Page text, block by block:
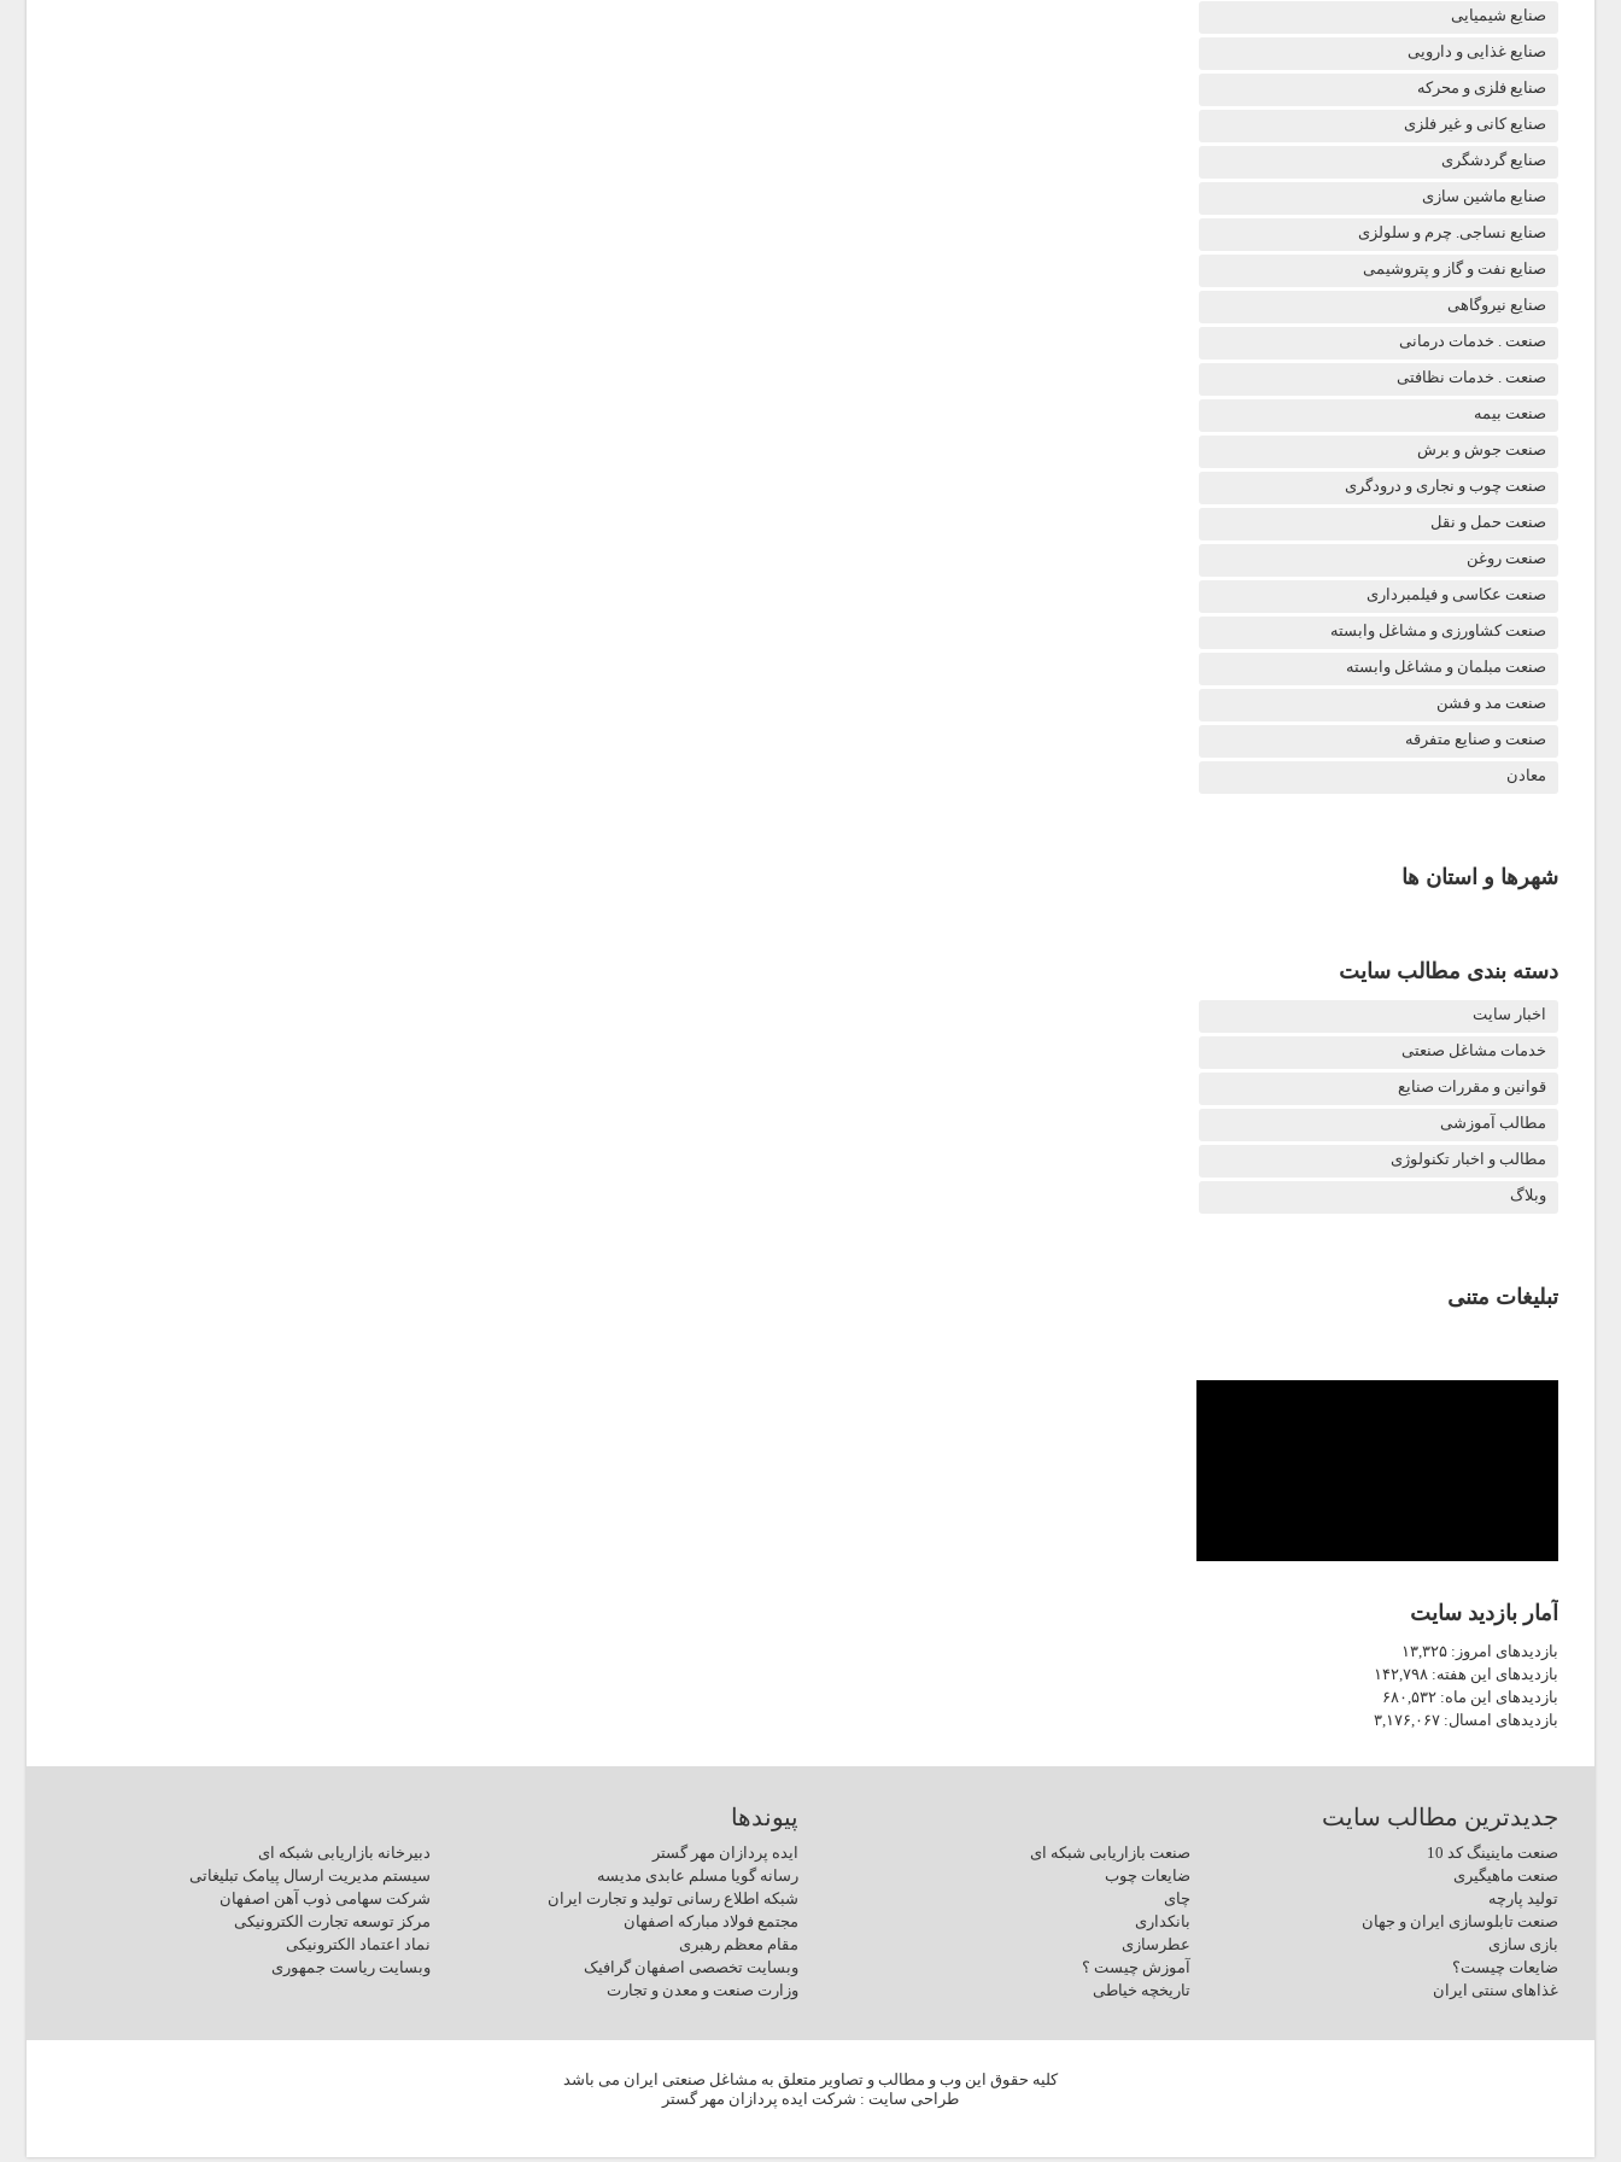
صنایع شیمیایی
صنایع غذایی و دارویی
صنایع فلزی و محرکه
صنایع کانی و غیر فلزی
صنایع گردشگری
صنایع ماشین سازی
صنایع نساجی. چرم و سلولزی
صنایع نفت و گاز و پتروشیمی
صنایع نیروگاهی
صنعت . خدمات درمانی
صنعت . خدمات نظافتی
صنعت بیمه
صنعت جوش و برش
صنعت چوب و نجاری و درودگری
صنعت حمل و نقل
صنعت روغن
صنعت عکاسی و فیلمبرداری
صنعت کشاورزی و مشاغل وابسته
صنعت مبلمان و مشاغل وابسته
صنعت مد و فشن
صنعت و صنایع متفرقه
معادن
شهرها و استان ها
دسته بندی مطالب سایت
اخبار سایت
خدمات مشاغل صنعتی
قوانین و مقررات صنایع
مطالب آموزشی
مطالب و اخبار تکنولوژی
وبلاگ
تبلیغات متنی
آمار بازدید سایت
بازدیدهای امروز: ۱۳,۳۲۵
بازدیدهای این هفته: ۱۴۲,۷۹۸
بازدیدهای این ماه: ۶۸۰,۵۳۲
بازدیدهای امسال: ۳,۱۷۶,۰۶۷
جدیدترین مطالب سایت
صنعت ماینینگ کد 10
صنعت بازاریابی شبکه ای
صنعت ماهیگیری
ضایعات چوب
تولید پارچه
چای
صنعت تابلوسازی ایران و جهان
بانکداری
بازی سازی
عطرسازی
ضایعات چیست؟
آموزش چیست ؟
غذاهای سنتی ایران
تاریخچه خیاطی
پیوندها
ایده پردازان مهر گستر
دبیرخانه بازاریابی شبکه ای
رسانه گویا مسلم عابدی مدیسه
سیستم مدیریت ارسال پیامک تبلیغاتی
شبکه اطلاع رسانی تولید و تجارت ایران
شرکت سهامی ذوب آهن اصفهان
مجتمع فولاد مبارکه اصفهان
مرکز توسعه تجارت الکترونیکی
مقام معظم رهبری
نماد اعتماد الکترونیکی
وبسایت تخصصی اصفهان گرافیک
وبسایت ریاست جمهوری
وزارت صنعت و معدن و تجارت
کلیه حقوق این وب و مطالب و تصاویر متعلق به مشاغل صنعتی ایران می باشد
طراحی سایت : شرکت ایده پردازان مهر گستر